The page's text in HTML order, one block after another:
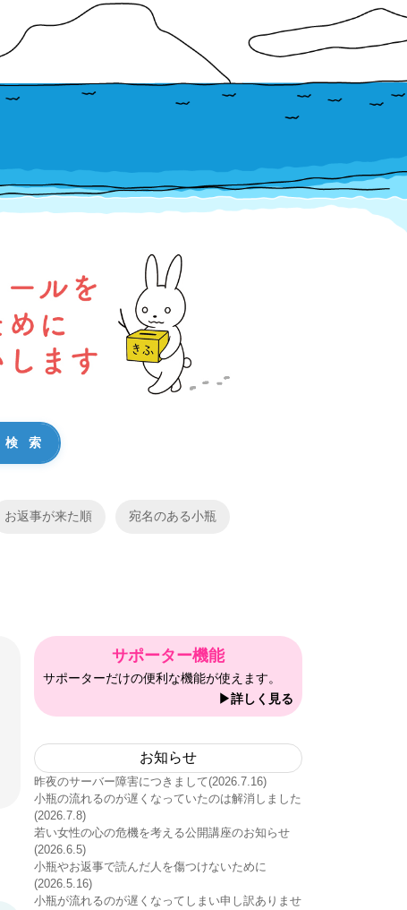
お返事が来た順 宛名のある小瓶
サポーター機能
サポーターだけの便利な機能が使えます。
▶詳しく見る
お知らせ
昨夜のサーバー障害につきまして(2026.7.16)
小瓶の流れるのが遅くなっていたのは解消しました
(2026.7.8)
若い女性の心の危機を考える公開講座のお知らせ
(2026.6.5)
小瓶やお返事で読んだ人を傷つけないために
(2026.5.16)
小瓶が流れるのが遅くなってしまい申し訳ありませ